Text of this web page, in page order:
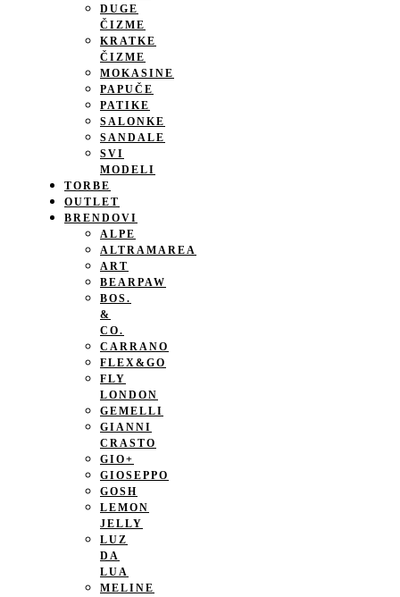
DUGE
ČIZME
KRATKE
ČIZME
MOKASINE
PAPUČE
PATIKE
SALONKE
SANDALE
SVI
MODELI
TORBE
OUTLET
BRENDOVI
ALPE
ALTRAMAREA
ART
BEARPAW
BOS.
&
CO.
CARRANO
FLEX&GO
FLY
LONDON
GEMELLI
GIANNI
CRASTO
GIO+
GIOSEPPO
GOSH
LEMON
JELLY
LUZ
DA
LUA
MELINE